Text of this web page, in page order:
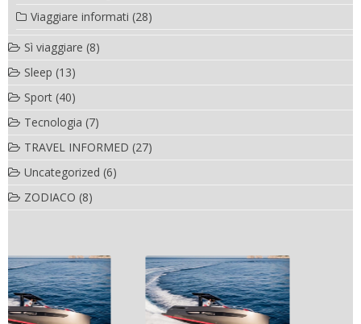
Viaggiare informati (28)
Sì viaggiare (8)
Sleep (13)
Sport (40)
Tecnologia (7)
TRAVEL INFORMED (27)
Uncategorized (6)
ZODIACO (8)